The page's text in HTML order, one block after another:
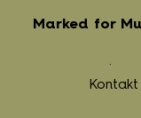
Marked for
Kontakt